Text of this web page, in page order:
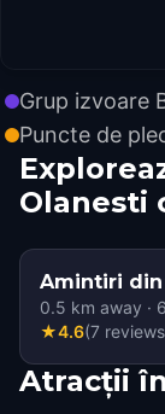
Grup izvoare
Puncte de
Olanesti
Amintiri din
0.5 km away · 6
★4.6(7 reviews
Atracții